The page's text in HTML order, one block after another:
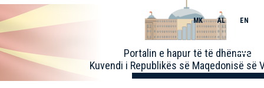
Portalin e hapur të të dhënave
Kuvendi i Republikës së Maqedonisë së
MK AL EN
Toggle